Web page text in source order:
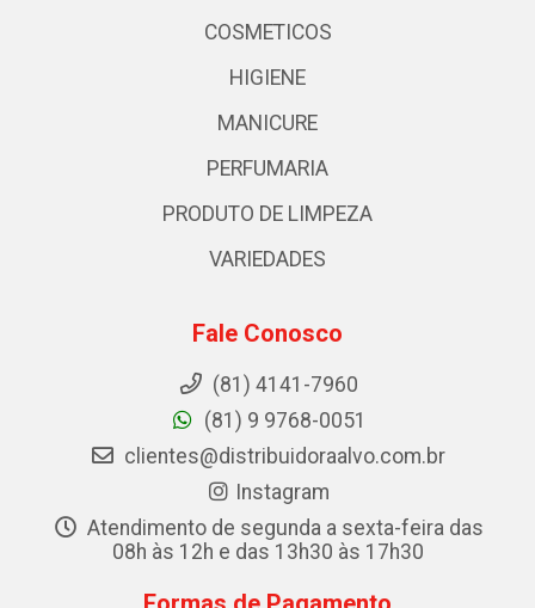
COSMETICOS
HIGIENE
MANICURE
PERFUMARIA
PRODUTO DE LIMPEZA
VARIEDADES
Fale Conosco
(81) 4141-7960
(81) 9 9768-0051
clientes@distribuidoraalvo.com.br
Instagram
Atendimento de segunda a sexta-feira das
08h às 12h e das 13h30 às 17h30